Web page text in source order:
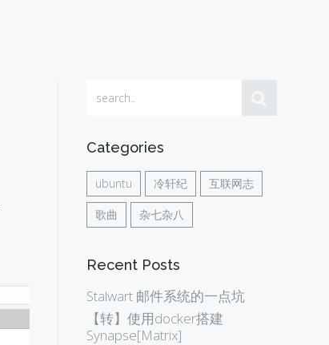
Categories
ubuntu 冷轩纪 互联网志
歌曲 杂七杂八
Recent Posts
Stalwart 邮件系统的一点坑
【转】使用docker搭建
Synapse[Matrix]